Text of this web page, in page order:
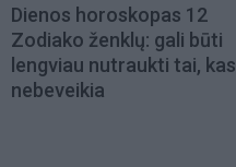
Dienos horoskopas 12
Zodiako ženklų: gali būti
lengviau nutraukti tai, kas
nebeveikia